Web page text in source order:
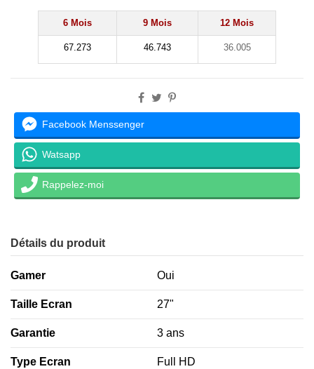
6 Mois 9 Mois 12 Mois
67.273 46.743 36.005
Facebook Menssenger
Watsapp
Rappelez-moi
Détails du produit
Gamer Oui
Taille Ecran 27"
Garantie 3 ans
Type Ecran Full HD